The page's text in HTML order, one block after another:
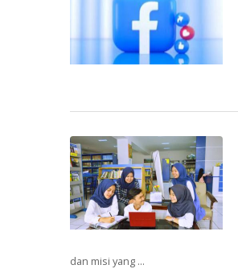
dan misi yang ...